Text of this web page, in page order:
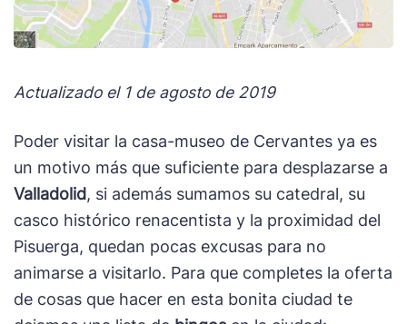
Actualizado el 1 de agosto de 2019
Poder visitar la casa-museo de Cervantes ya es
un motivo más que suficiente para desplazarse a
Valladolid, si además sumamos su catedral, su
casco histórico renacentista y la proximidad del
Pisuerga, quedan pocas excusas para no
animarse a visitarlo. Para que completes la oferta
de cosas que hacer en esta bonita ciudad te